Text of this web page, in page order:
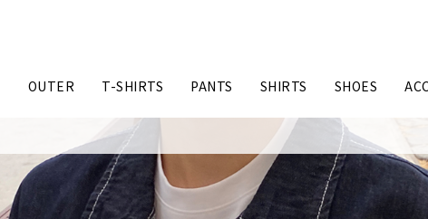
OUTER T-SHIRTS PANTS SHIRTS SHOES